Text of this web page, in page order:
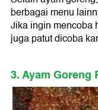
berbagai menu
Jika ingin mencoba
juga patut dicoba
3. Ayam Goreng